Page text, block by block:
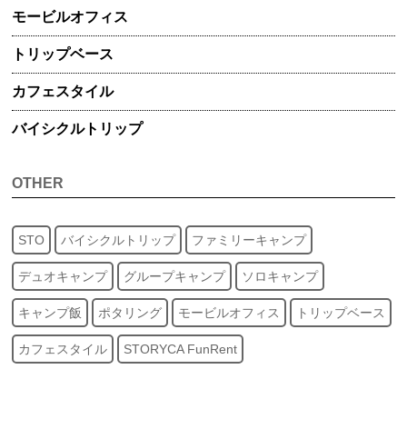
モービルオフィス
トリップベース
カフェスタイル
バイシクルトリップ
OTHER
STO バイシクルトリップ ファミリーキャンプ
デュオキャンプ グループキャンプ ソロキャンプ
キャンプ飯 ポタリング モービルオフィス トリップベース
カフェスタイル STORYCA FunRent